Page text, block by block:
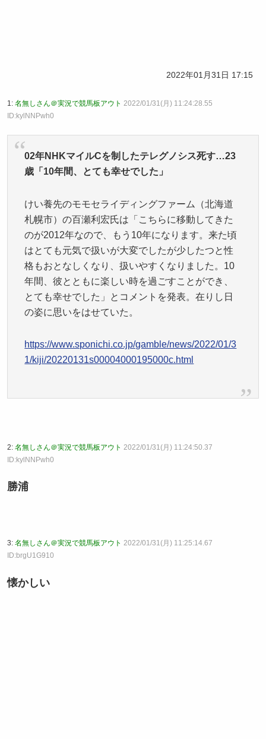
2022年01月31日 17:15
1: 名無しさん＠実況で競馬板アウト 2022/01/31(月) 11:24:28.55
ID:kylNNPwh0
02年NHKマイルCを制したテレグノシス死す…23
歳「10年間、とても幸せでした」
けい養先のモモセライディングファーム（北海道
札幌市）の百瀬利宏氏は「こちらに移動してきた
のが2012年なので、もう10年になります。来た頃
はとても元気で扱いが大変でしたが少したつと性
格もおとなしくなり、扱いやすくなりました。10
年間、彼とともに楽しい時を過ごすことができ、
とても幸せでした」とコメントを発表。在りし日
の姿に思いをはせていた。
https://www.sponichi.co.jp/gamble/news/2022/01/3
1/kiji/20220131s00004000195000c.html
2: 名無しさん＠実況で競馬板アウト 2022/01/31(月) 11:24:50.37
ID:kylNNPwh0
勝浦
3: 名無しさん＠実況で競馬板アウト 2022/01/31(月) 11:25:14.67
ID:brgU1G910
懐かしい